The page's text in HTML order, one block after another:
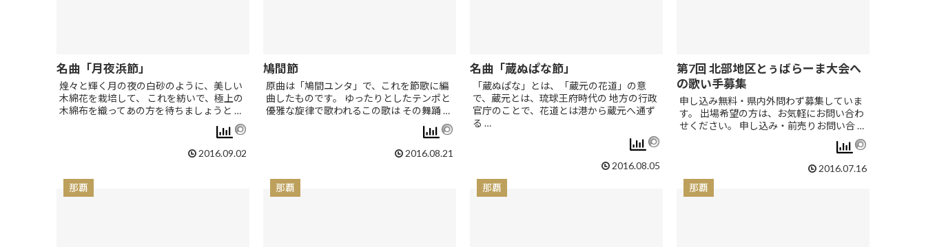
名曲「月夜浜節」
煌々と輝く月の夜の白砂のように、美しい
木綿花を栽培して、 これを紡いで、極上の
木綿布を織ってあの方を待ちましょうと …
2016.09.02
鳩間節
原曲は「鳩間ユンタ」で、これを節歌に編
曲したものです。 ゆったりとしたテンポと
優雅な旋律で歌われるこの歌は その舞踊 …
2016.08.21
名曲「蔵ぬぱな節」
「蔵ぬぱな」とは、「蔵元の花道」の意
で、蔵元とは、琉球王府時代の 地方の行政
官庁のことで、花道とは港から蔵元へ通ず
る …
2016.08.05
第7回 北部地区とぅばらーま大会へ
の歌い手募集
申し込み無料・県内外問わず募集していま
す。 出場希望の方は、お気軽にお問い合わ
せください。 申し込み・前売りお問い合 …
2016.07.16
那覇
那覇 那覇 那覇